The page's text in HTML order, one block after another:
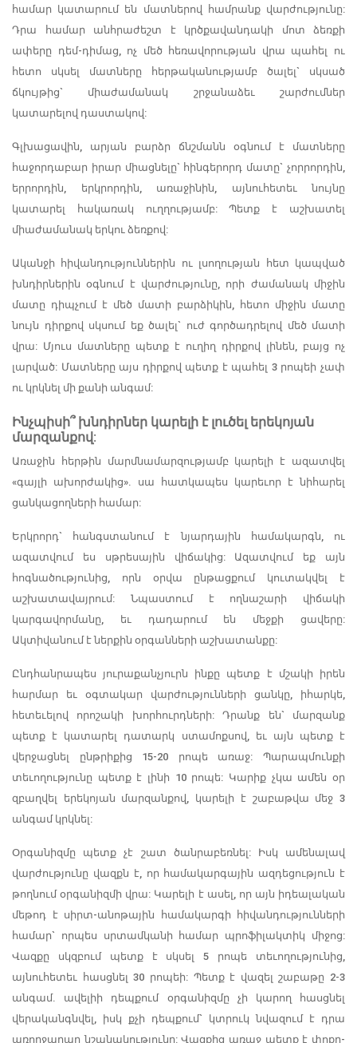
համար կատարում են մատներով համրանք վարժությունը:
Դրա համար անհրաժեշտ է կրծքավանդակի մոտ ձեռքի
ափերը դեմ-դիմաց, ոչ մեծ հեռավորության վրա պահել ու
հետո սկսել մատները հերթականությամբ ծալել` սկսած
ճկույթից` միաժամանակ շրջանաձեւ շարժումներ
կատարելով դաստակով:
Գլխացավին, արյան բարձր ճնշմանն օգնում է մատները
հաջորդաբար իրար միացնելը` հինգերորդ մատը` չորրորդին,
երրորդին, երկրորդին, առաջինին, այնուհետեւ նույնը
կատարել հակառակ ուղղությամբ: Պետք է աշխատել
միաժամանակ երկու ձեռքով:
Ականջի հիվանդություններին ու լսողության հետ կապված
խնդիրներին օգնում է վարժությունը, որի ժամանակ միջին
մատը դիպչում է մեծ մատի բարձիկին, հետո միջին մատը
նույն դիրքով սկսում եք ծալել` ուժ գործադրելով մեծ մատի
վրա: Մյուս մատները պետք է ուղիղ դիրքով լինեն, բայց ոչ
լարված: Մատները այս դիրքով պետք է պահել 3 րոպեի չափ
ու կրկնել մի քանի անգամ:
Ինչպիսի՞ խնդիրներ կարելի է լուծել երեկոյան
մարզանքով:
Առաջին հերթին մարմնամարզությամբ կարելի է ազատվել
«գայլի ախորժակից». սա հատկապես կարեւոր է նիհարել
ցանկացողների համար:
Երկրորդ` հանգստանում է նյարդային համակարգն, ու
ազատվում ես սթրեսային վիճակից: Ազատվում եք այն
հոգնածությունից, որն օրվա ընթացքում կուտակվել է
աշխատավայրում: Նպաստում է ողնաշարի վիճակի
կարգավորմանը, եւ դադարում են մեջքի ցավերը:
Ակտիվանում է ներքին օրգանների աշխատանքը:
Ընդհանրապես յուրաքանչյուրն ինքը պետք է մշակի իրեն
հարմար եւ օգտակար վարժությունների ցանկը, իհարկե,
հետեւելով որոշակի խորհուրդների: Դրանք են` մարզանք
պետք է կատարել դատարկ ստամոքսով, եւ այն պետք է
վերջացնել ընթրիքից 15-20 րոպե առաջ: Պարապմունքի
տեւողությունը պետք է լինի 10 րոպե: Կարիք չկա ամեն օր
զբաղվել երեկոյան մարզանքով, կարելի է շաբաթվա մեջ 3
անգամ կրկնել:
Օրգանիզմը պետք չէ շատ ծանրաբեռնել: Իսկ ամենալավ
վարժությունը վազքն է, որ համակարգային ազդեցություն է
թողնում օրգանիզմի վրա: Կարելի է ասել, որ այն իդեալական
մեթոդ է սիրտ-անոթային համակարգի հիվանդությունների
համար` որպես սրտամկանի համար պրոֆիլակտիկ միջոց:
Վազքը սկզբում պետք է սկսել 5 րոպե տեւողությունից,
այնուհետեւ հասցնել 30 րոպեի: Պետք է վազել շաբաթը 2-3
անգամ. ավելիի դեպքում օրգանիզմը չի կարող հասցնել
վերականգնվել, իսկ քչի դեպքում` կտրուկ նվազում է դրա
առողջարար նշանակությունը: Վազքից առաջ պետք է փոքր-